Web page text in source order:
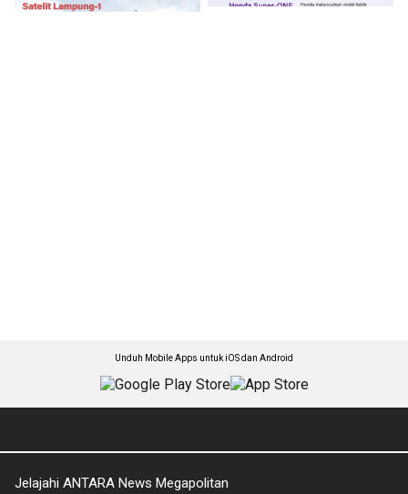
Unduh Mobile Apps untuk iOS dan Android
Jelajahi ANTARA News Megapolitan